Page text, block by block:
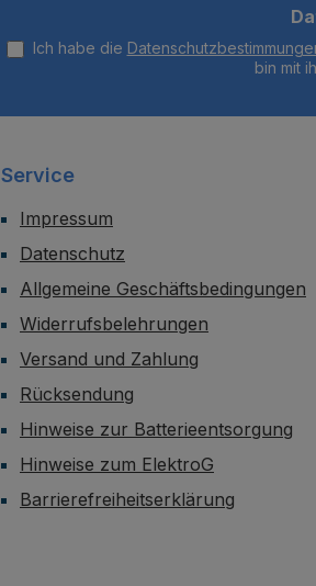
Ich habe die
bin mit
Service
Impressum
Datenschutz
Allgemeine Geschäftsbedingungen
Widerrufsbelehrungen
Versand und Zahlung
Rücksendung
Hinweise zur Batterieentsorgung
Hinweise zum ElektroG
Barrierefreiheitserklärung